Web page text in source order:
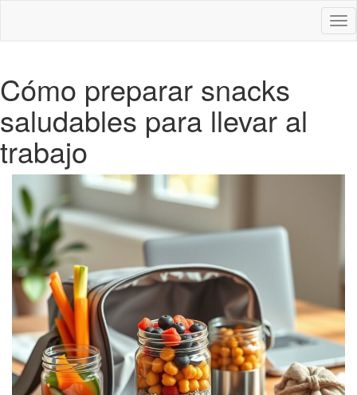
Cómo preparar snacks
saludables para llevar al
trabajo